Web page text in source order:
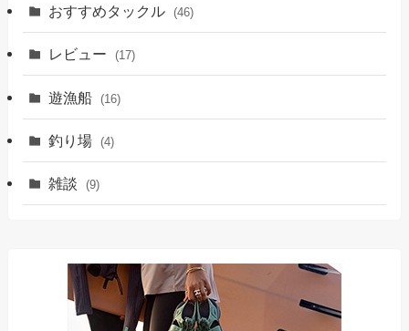
おすすめタックル (46)
レビュー (17)
遊漁船 (16)
釣り場 (4)
雑談 (9)